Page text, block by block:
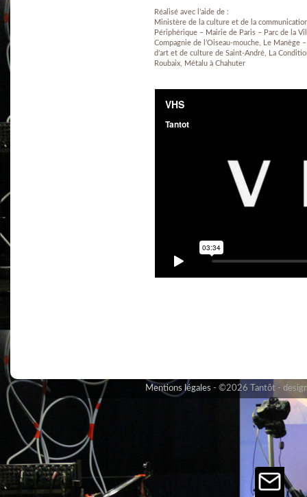
Réalisé avec l’aide de :
Ministère de la culture et de la
Périphérique – Mairie de Paris – Parc de la
Compagnie de l’Oiseau-mouche, Le Manège
d’art et de culture de Saint-André, La
Roubaix, Métalu à Chahuter
Mentions légales ©2026 Tantôt -